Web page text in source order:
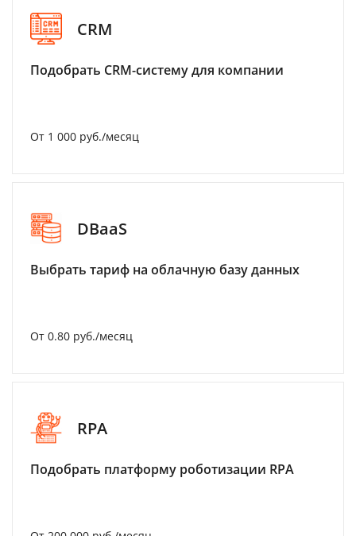
CRM
Подобрать CRM-систему для компании
От 1 000 руб./месяц
DBaaS
Выбрать тариф на облачную базу данных
От 0.80 руб./месяц
RPA
Подобрать платформу роботизации RPA